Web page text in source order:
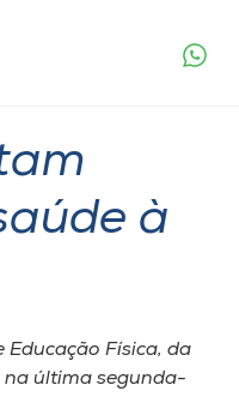
à
Educação Física, da
na última segunda-